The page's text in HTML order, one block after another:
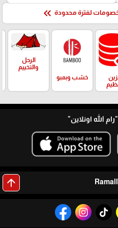
لفترة محدودة keyboard_double_arrow_left
خشب وبمبو
الرحل
والتخييم
"رام الله اونلاين"
arrow_upward